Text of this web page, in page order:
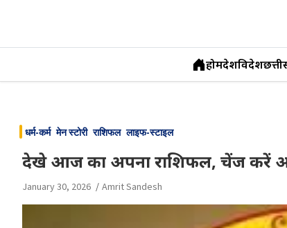
content
होमदेशविदेश
धर्म-कर्म मेन स्टोरी राशिफल लाइफ-स्टाइल
देखे आज का अपना राशिफल, चेंज करें
January 30, 2026 Amrit Sandesh